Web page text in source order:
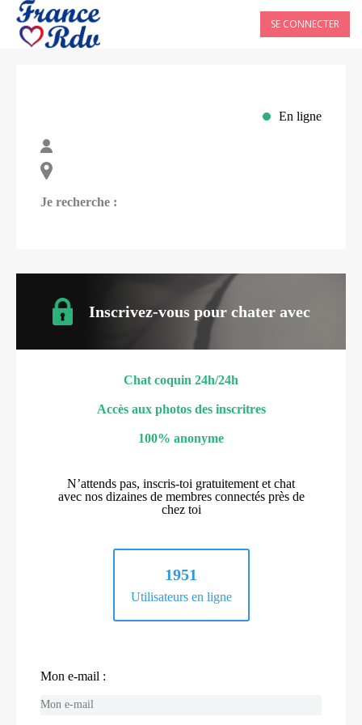
SE CONNECTER
En ligne
Je recherche :
Inscrivez-vous pour chater avec
Chat coquin 24h/24h
Accès aux photos des inscritres
100% anonyme
N’attends pas, inscris-toi gratuitement et chat
avec nos dizaines de membres connectés près de
chez toi
1951
Utilisateurs en ligne
Mon e-mail :